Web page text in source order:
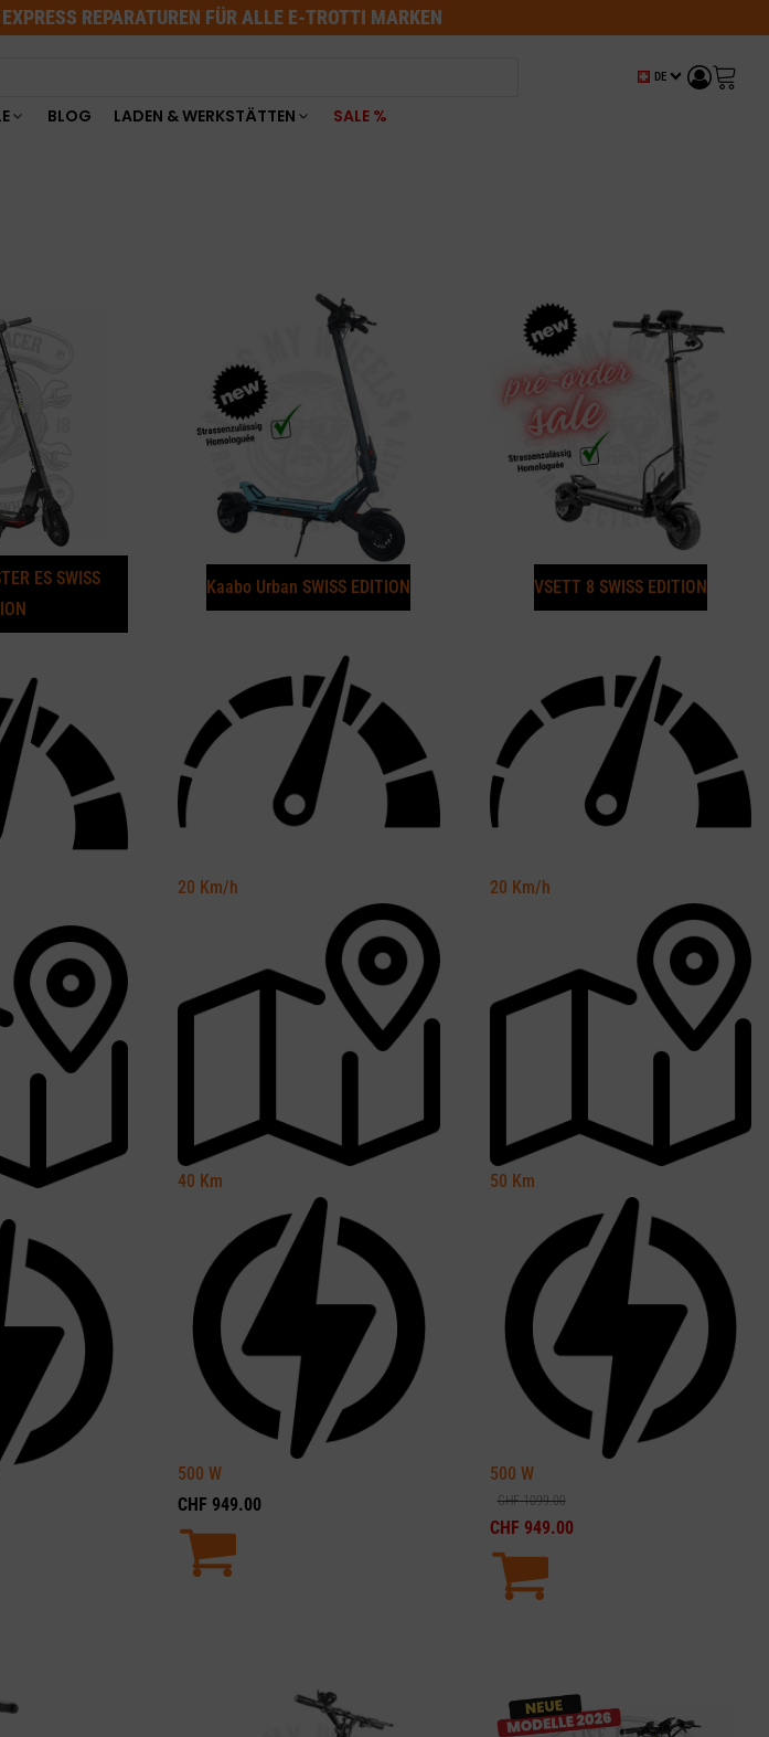
REPARATUREN FÜR ALLE E-TROTTI MARKEN
DE
BLOG LADEN & WERKSTÄTTEN SALE %
ES SWISS
Kaabo Urban SWISS EDITION
20 Km/h
40 Km
500 W
CHF 949.00
VSETT 8 SWISS EDITION
20 Km/h
50 Km
500 W
CHF1099.00
CHF 949.00